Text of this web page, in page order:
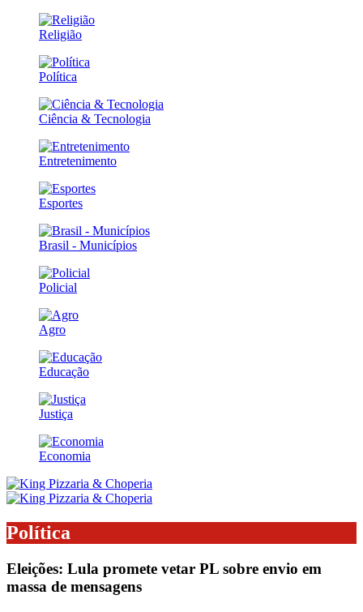
Religião
Política
Ciência & Tecnologia
Entretenimento
Esportes
Brasil - Municípios
Policial
Agro
Educação
Justiça
Economia
Política
Eleições: Lula promete vetar PL sobre envio em
massa de mensagens